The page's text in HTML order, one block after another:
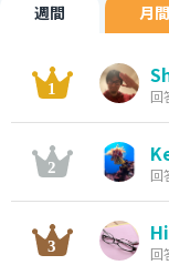
週間 月間
回
回
回